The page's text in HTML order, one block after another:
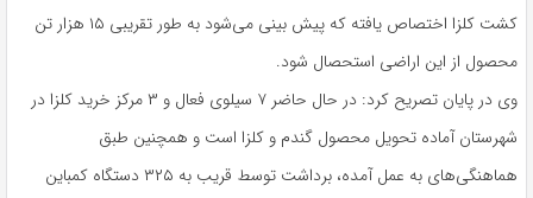
کشت کلزا اختصاص یافته که پیش بینی می‌شود به طور تقریبی ۱۵ هزار تن
محصول از این اراضی استحصال شود.
وی در پایان تصریح کرد: در حال حاضر ۷ سیلوی فعال و ۳ مرکز خرید کلزا در
شهرستان آماده تحویل محصول گندم و کلزا است و همچنین طبق
هماهنگی‌های به عمل آمده، برداشت توسط قریب به ۳۲۵ دستگاه کمباین